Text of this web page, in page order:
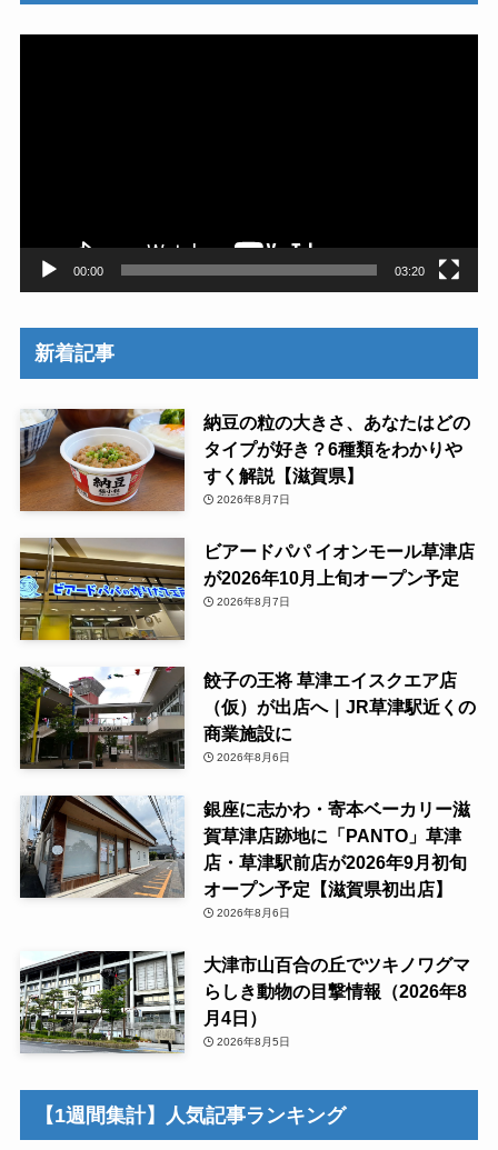
00:00 03:20
新着記事
納豆の粒の大きさ、あなたはどの
タイプが好き？6種類をわかりや
すく解説【滋賀県】
2026年8月7日
ビアードパパ イオンモール草津店
が2026年10月上旬オープン予定
2026年8月7日
餃子の王将 草津エイスクエア店
（仮）が出店へ｜JR草津駅近くの
商業施設に
2026年8月6日
銀座に志かわ・寄本ベーカリー滋
賀草津店跡地に「PANTO」草津
店・草津駅前店が2026年9月初旬
オープン予定【滋賀県初出店】
2026年8月6日
大津市山百合の丘でツキノワグマ
らしき動物の目撃情報（2026年8
月4日）
2026年8月5日
【1週間集計】人気記事ランキング